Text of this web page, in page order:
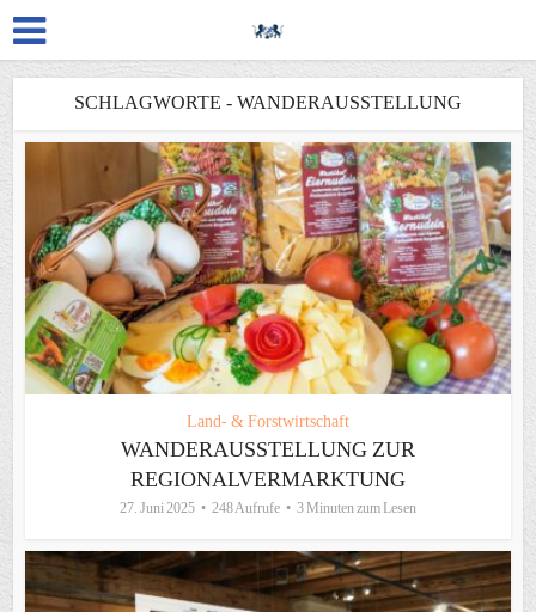
SCHLAGWORTE - WANDERAUSSTELLUNG
Land- & Forstwirtschaft
WANDERAUSSTELLUNG ZUR
REGIONALVERMARKTUNG
27. Juni 2025 248 Aufrufe 3 Minuten zum Lesen